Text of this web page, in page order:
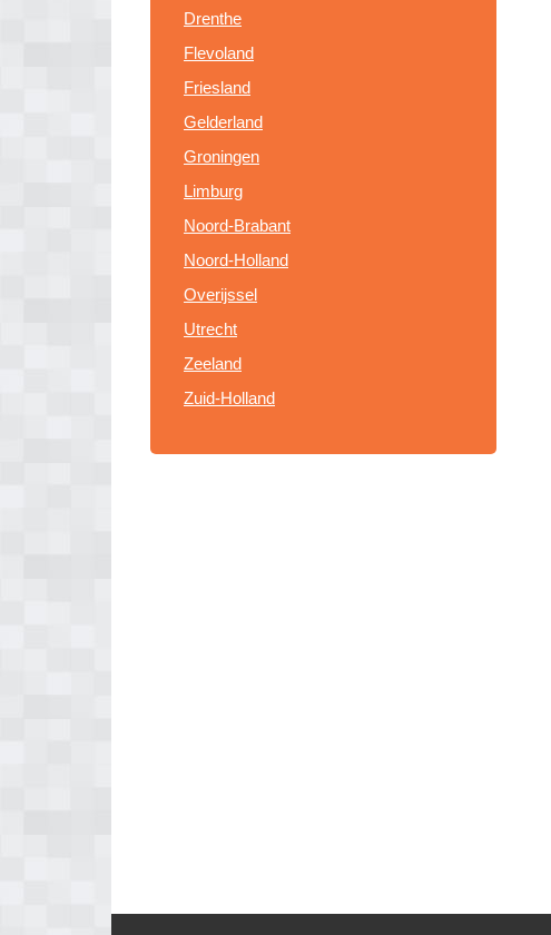
Drenthe
Flevoland
Friesland
Gelderland
Groningen
Limburg
Noord-Brabant
Noord-Holland
Overijssel
Utrecht
Zeeland
Zuid-Holland